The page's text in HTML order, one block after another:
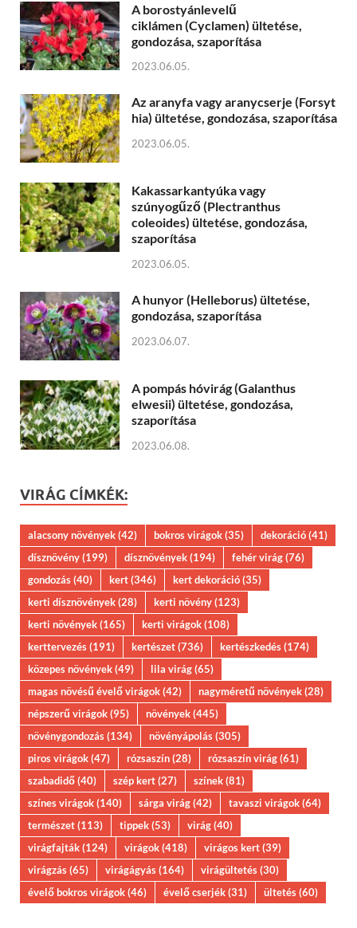
A borostyánlevelű
ciklámen (Cyclamen) ültetése,
gondozása, szaporítása
2023.06.05.
Az aranyfa vagy aranycserje (Forsyt
hia) ültetése, gondozása, szaporítása
2023.06.05.
Kakassarkantyúka vagy
szúnyogűző (Plectranthus
coleoides) ültetése, gondozása,
szaporítása
2023.06.05.
A hunyor (Helleborus) ültetése,
gondozása, szaporítása
2023.06.07.
A pompás hóvirág (Galanthus
elwesii) ültetése, gondozása,
szaporítása
2023.06.08.
VIRÁG CÍMKÉK:
alacsony növények(42) bokros virágok(35) dekoráció(41)
dísznövény(199) dísznövények(194) fehér virág(76)
gondozás(40) kert(346) kert dekoráció(35)
kerti dísznövények(28) kerti növény(123)
kerti növények(165) kerti virágok(108)
kerttervezés(191) kertészet(736) kertészkedés(174)
közepes növények(49) lila virág(65)
magas növésű évelő virágok(42) nagyméretű növények(28)
népszerű virágok(95) növények(445)
növénygondozás(134) növényápolás(305)
piros virágok(47) rózsaszín(28) rózsaszín virág(61)
szabadidő(40) szép kert(27) színek(81)
színes virágok(140) sárga virág(42) tavaszi virágok(64)
természet(113) tippek(53) virág(40)
virágfajták(124) virágok(418) virágos kert(39)
virágzás(65) virágágyás(164) virágültetés(30)
évelő bokros virágok(46) évelő cserjék(31) ültetés(60)